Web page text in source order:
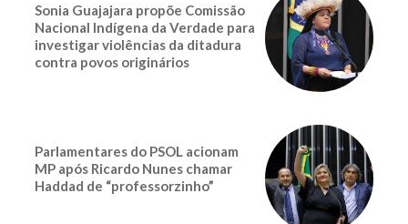
Sonia Guajajara propõe Comissão
Nacional Indígena da Verdade para
investigar violências da ditadura
contra povos originários
Parlamentares do PSOL acionam
MP após Ricardo Nunes chamar
Haddad de “professorzinho”